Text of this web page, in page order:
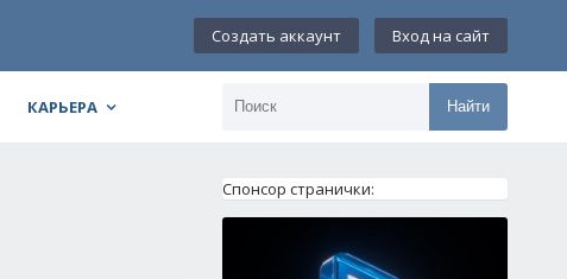
Создать аккаунт Вход на сайт
КАРЬЕРА Найти
Спонсор странички: